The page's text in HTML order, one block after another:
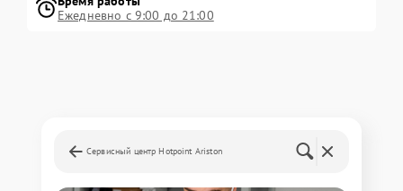
Ежедневно с 9:00 до 21:00
Сервисный центр Hotpoint Ariston